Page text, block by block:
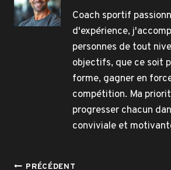
Coach sportif
d'expérience,
personnes de tout
objectifs, que ce soit
forme, gagner en
compétition. Ma
progresser chacun
conviviale et
PRÉCÉDENT